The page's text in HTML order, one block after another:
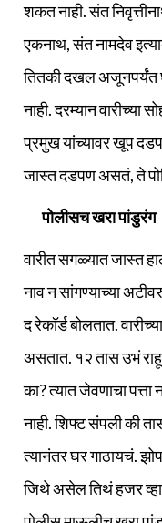
शकत नाही. संत
एकनाथ, संत नामदेव
तितकी दखल अजूनपर्यंत
नाही. दरम्यान वारीच्या
प्रमुख यांच्यावर खूप
जास्त दडपण असतं, ते
पोलीसच खरा पांडुरंग
वारीत सगळ्यात जास्त
नाव न सांगण्याच्या
द रेकॉर्ड बोलतात.
असतात. १२ तास उभं
का? त्यात जेवणाचा
नाही. शिफ्ट संपली की
त्यानंतर घर गाठायचं.
जिथे असेल तिथं हजर